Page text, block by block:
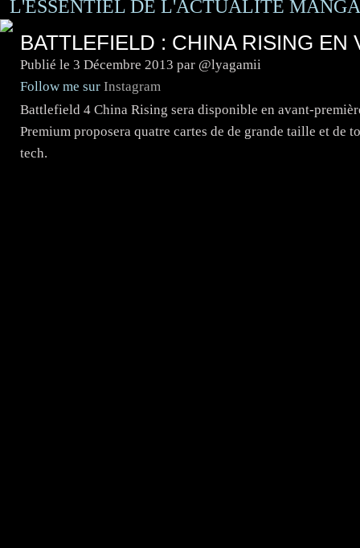
L'ESSENTIEL DE L'ACTUALITÉ
BATTLEFIELD : CHINA RISING EN
Publié le 3 Décembre 2013 par @lyagamii
Follow me sur Instagram
Battlefield 4 China Rising sera disponible en avant-
Premium proposera quatre cartes de de grande taille et
tech.